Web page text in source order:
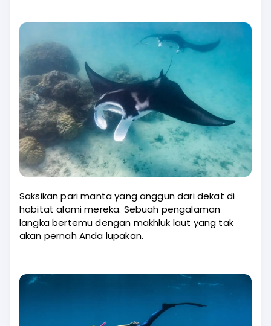
Saksikan pari manta yang anggun dari dekat di
habitat alami mereka. Sebuah pengalaman
langka bertemu dengan makhluk laut yang tak
akan pernah Anda lupakan.